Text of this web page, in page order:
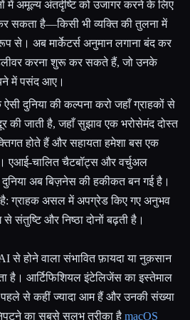
में अमूल्य अंतर्दृष्टि को उजागर करने के लिए
सकता है—किसी भी व्यक्ति की तुलना में
से। अब मार्केटर्स अनुमान लगाना बंद कर
करना शुरू कर सकते हैं, जो उनके
में पसंद आए।
दुनिया की कल्पना करो जहाँ ग्राहकों से
की जाती है, जहाँ सुझाव एक भरोसेमंद दोस्त
होते हैं और सहायता हमेशा बस एक
एआई-चालित चैटबॉट्स और वर्चुअल
अब बिज़नेस की हकीकत बन गई है।
है: ग्राहक असल में अपग्रेड किए गए अनुभव
संतुष्टि और निष्ठा दोनों बढ़ती है।
से होने वाला संभावित फ़ायदा या नुक़सान
है। आर्टिफिशियल इंटेलिजेंस का इस्तेमाल
से कहीं ज्यादा आम हैं और उनकी संख्या
का सबसे सुलभ तरीका है macOS